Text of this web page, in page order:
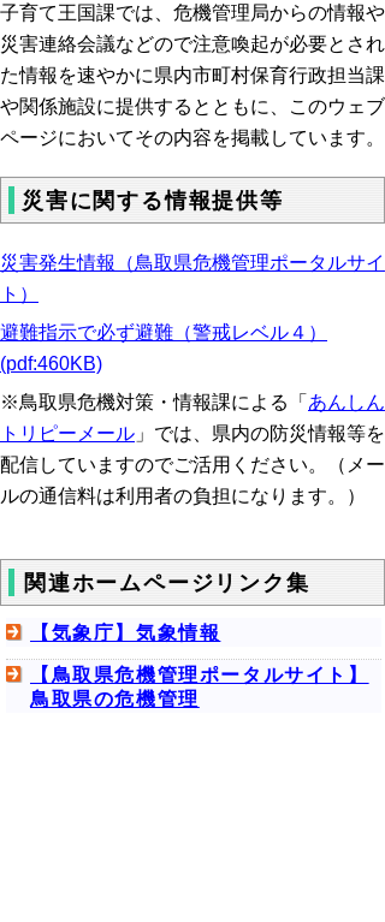
子育て王国課では、危機管理局からの情報や
災害連絡会議などので注意喚起が必要とされ
た情報を速やかに県内市町村保育行政担当課
や関係施設に提供するとともに、このウェブ
ページにおいてその内容を掲載しています。
災害に関する情報提供等
災害発生情報（鳥取県危機管理ポータルサイ
ト）
避難指示で必ず避難（警戒レベル４）
(pdf:460KB)
※鳥取県危機対策・情報課による 「 あんしん
トリピーメール 」では、県内の防災情報等を
配信していますのでご活用ください。
（ メー
ルの通信料は利用者の負担になります。）
関連ホームページリンク集
【気象庁】気象情報
【鳥取県危機管理ポータルサイト】
鳥取県の危機管理